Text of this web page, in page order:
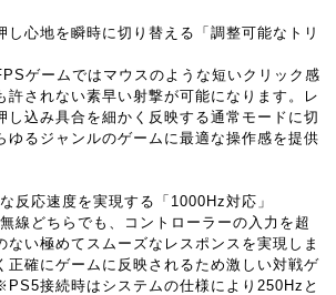
し心地を瞬時に切り替える「調整可能なトリ
ゲームではマウスのような短いクリック感
許されない素早い射撃が可能になります。レ
し込み具合を細かく反映する通常モードに切
ゆるジャンルのゲームに最適な操作感を提供
反応速度を実現する「1000Hz対応」
線どちらでも、コントローラーの入力を超
ない極めてスムーズなレスポンスを実現しま
正確にゲームに反映されるため激しい対戦ゲ
接続時はシステムの仕様により250Hzと